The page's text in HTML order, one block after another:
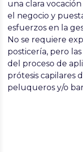
una clara
el negocio y
esfuerzos en la
No se requiere
posticería, pero
del proceso de
prótesis capilares
peluqueros y/o